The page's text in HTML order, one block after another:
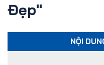
Đẹp"
NỘI